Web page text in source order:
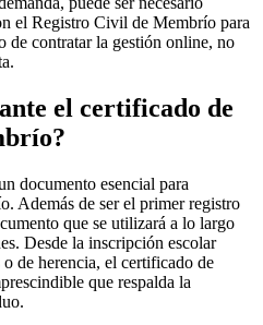
el Registro Civil de Membrío para
de contratar la gestión online, no
el certificado de
?
documento esencial para
. Además de ser el primer registro
que se utilizará a lo largo
Desde la inscripción escolar
de herencia, el certificado de
que respalda la